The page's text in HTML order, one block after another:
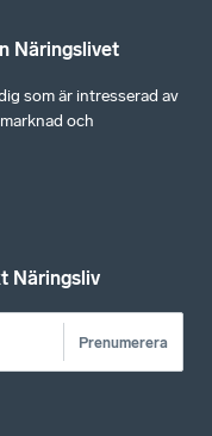
Näringslivet
som är intresserad av
och
Näringsliv
Prenumerera